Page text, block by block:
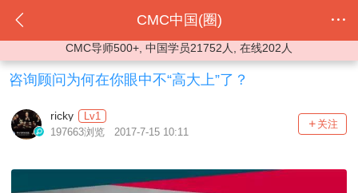
CMC中国(圈)
CMC导师500+, 中国学员21752人, 在线202人
咨询顾问为何在你眼中不“高大上”了？
ricky
Lv1
197663浏览 2017-7-15 10:11
关注